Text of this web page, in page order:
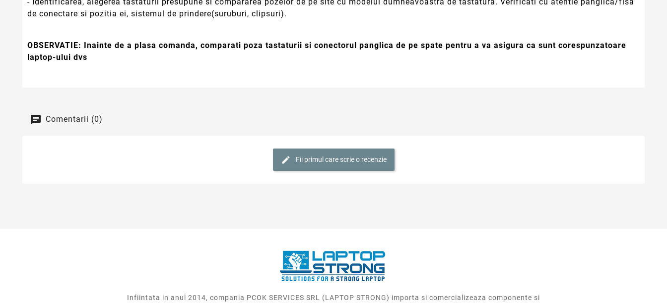
de conectare si pozitia ei, sistemul de prindere(suruburi, clipsuri).
OBSERVATIE: Inainte de a plasa comanda, comparati poza tastaturii si conectorul panglica de pe spate pentru a va asigura ca sunt corespunzatoare
laptop-ului dvs
Comentarii (0)
Fii primul care scrie o recenzie
Infiintata in anul 2014, compania PCOK SERVICES SRL (LAPTOP STRONG) importa si comercializeaza componente si